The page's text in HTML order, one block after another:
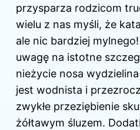
przysparza rodzicom
wielu z nas myśli, że
ale nic bardziej
uwagę na istotne
nieżycie nosa
jest wodnista i
zwykłe przeziębienie
żółtawym śluzem.